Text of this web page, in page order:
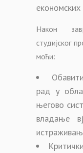
Након
студијског
моћи:
рад у
његово
владање